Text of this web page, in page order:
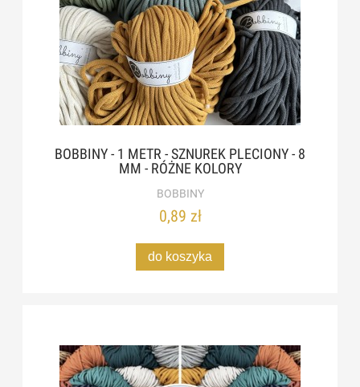
BOBBINY - 1 METR - SZNUREK PLECIONY - 8
MM - RÓŻNE KOLORY
BOBBINY
0,89 zł
do koszyka